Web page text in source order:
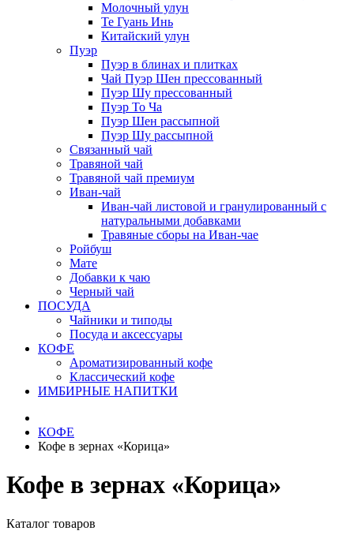
Молочный улун
Те Гуань Инь
Китайский улун
Пуэр
Пуэр в блинах и плитках
Чай Пуэр Шен прессованный
Пуэр Шу прессованный
Пуэр То Ча
Пуэр Шен рассыпной
Пуэр Шу рассыпной
Связанный чай
Травяной чай
Травяной чай премиум
Иван-чай
Иван-чай листовой и гранулированный с
натуральными добавками
Травяные сборы на Иван-чае
Ройбуш
Мате
Добавки к чаю
Черный чай
ПОСУДА
Чайники и типоды
Посуда и аксессуары
КОФЕ
Ароматизированный кофе
Классический кофе
ИМБИРНЫЕ НАПИТКИ
КОФЕ
Кофе в зернах «Корица»
Кофе в зернах «Корица»
Каталог товаров